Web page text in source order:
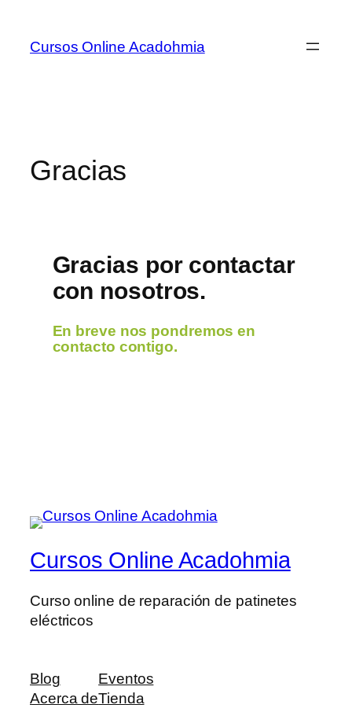
Cursos Online Acadohmia
Gracias
Gracias por contactar
con nosotros.
En breve nos pondremos en
contacto contigo.
Cursos Online Acadohmia
Curso online de reparación de patinetes
eléctricos
Blog
Acerca de
Eventos
Tienda